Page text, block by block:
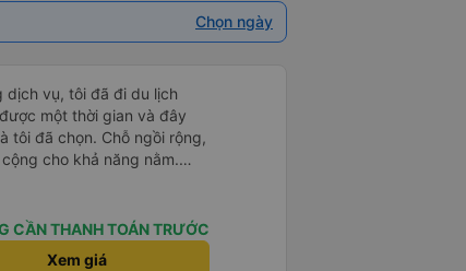
Chọn ngày
dịch vụ, tôi đã đi du lịch
một thời gian và đây
tôi đã chọn. Chỗ ngồi rộng,
cho khả năng nằm.
xảy ra ở biên giới, với hộ
CẦN THANH TOÁN TRƯỚC
Xem giá